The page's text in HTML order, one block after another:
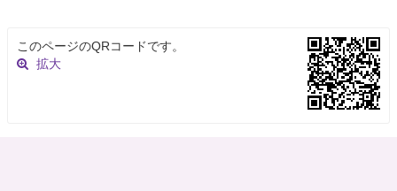
このページのQRコードです。
拡大